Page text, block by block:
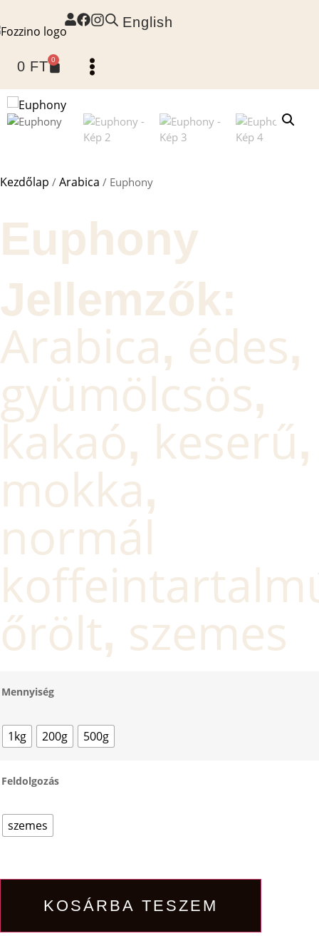
English
0 FT 0
Kezdőlap / Arabica / Euphony
Euphony
Jellemzők:
Arabica, édes,
gyümölcsös,
kakaó, keserű,
mokka,
normál
őrölt, szemes
Mennyiség
1kg 200g 500g
Feldolgozás
szemes
KOSÁRBA TESZEM